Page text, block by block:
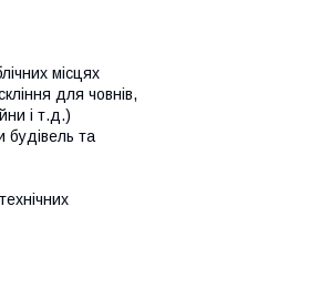
місцях
для човнів,
і т.д.)
будівель та